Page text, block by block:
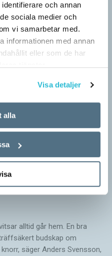
och annan
sociala medier och
vi samarbetar med.
informationen med annan
eller som de har
Visa detaljer
alla
älskar vi
alltid går hem. En bra
budskap om
säger Anders Svensson,